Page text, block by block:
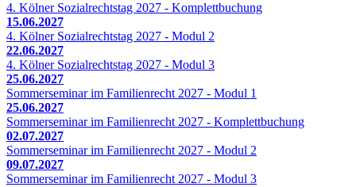
4. Kölner Sozialrechtstag 2027 - Komplettbuchung
15.06.2027
4. Kölner Sozialrechtstag 2027 - Modul 2
22.06.2027
4. Kölner Sozialrechtstag 2027 - Modul 3
25.06.2027
Sommerseminar im Familienrecht 2027 - Modul 1
25.06.2027
Sommerseminar im Familienrecht 2027 - Komplettbuchung
02.07.2027
Sommerseminar im Familienrecht 2027 - Modul 2
09.07.2027
Sommerseminar im Familienrecht 2027 - Modul 3